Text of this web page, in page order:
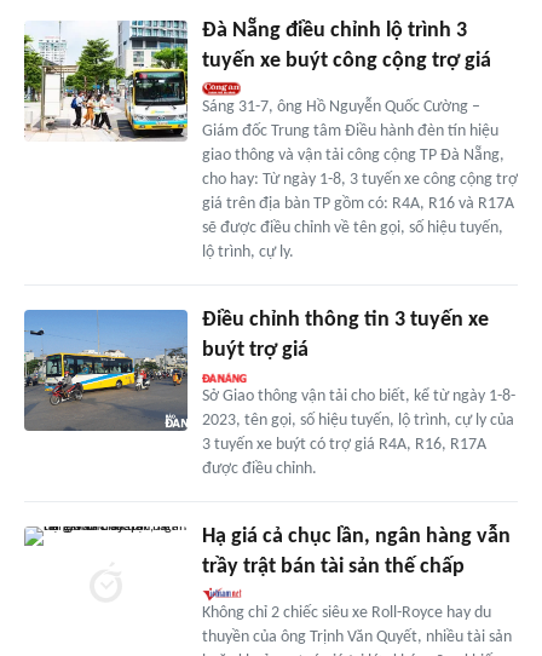
Đà Nẵng điều chỉnh lộ trình 3
tuyến xe buýt công cộng trợ giá
Sáng 31-7, ông Hồ Nguyễn Quốc Cường –
Giám đốc Trung tâm Điều hành đèn tín hiệu
giao thông và vận tải công cộng TP Đà Nẵng,
cho hay: Từ ngày 1-8, 3 tuyến xe công cộng trợ
giá trên địa bàn TP gồm có: R4A, R16 và R17A
sẽ được điều chỉnh về tên gọi, số hiệu tuyến,
lộ trình, cự ly.
Điều chỉnh thông tin 3 tuyến xe
buýt trợ giá
Sở Giao thông vận tải cho biết, kể từ ngày 1-8-
2023, tên gọi, số hiệu tuyến, lộ trình, cự ly của
3 tuyến xe buýt có trợ giá R4A, R16, R17A
được điều chỉnh.
Hạ giá cả chục lần, ngân hàng vẫn
trầy trật bán tài sản thế chấp
Không chỉ 2 chiếc siêu xe Roll-Royce hay du
thuyền của ông Trịnh Văn Quyết, nhiều tài sản